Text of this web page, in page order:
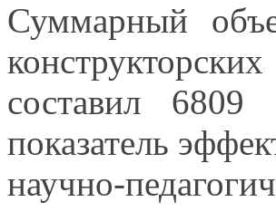
Суммарный
конструкторских
составил 6809
показатель
научно-